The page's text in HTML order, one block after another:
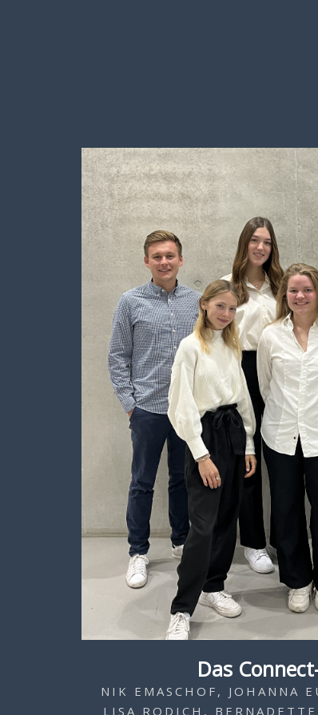
Das
NIK EMASCHOF, JOHANNA
LISA RODICH, BERNADETTE